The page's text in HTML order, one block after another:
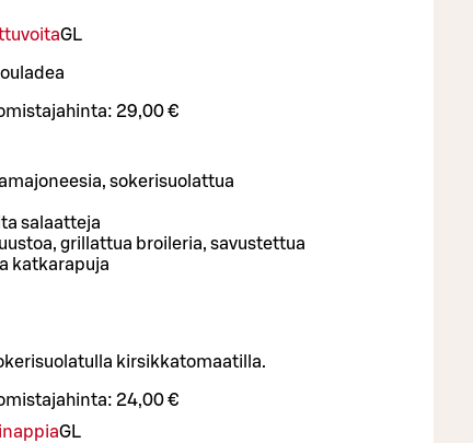
GL
29,00 €
sokerisuolattua
salaatteja
grillattua broileria, savustettua
katkarapuja
kirsikkatomaatilla.
24,00 €
GL